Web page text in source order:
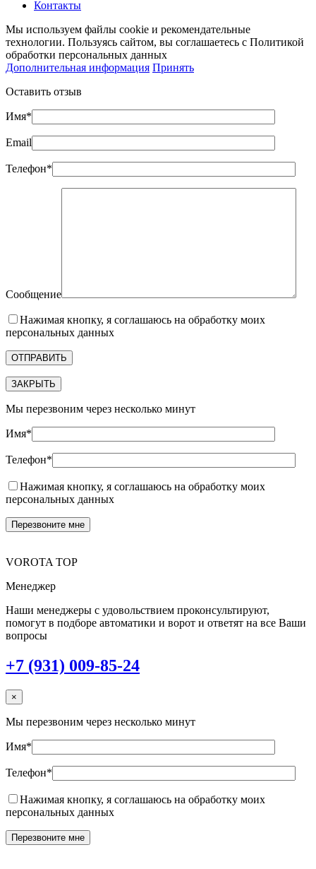
Контакты
Мы используем файлы cookie и рекомендательные
технологии. Пользуясь сайтом, вы соглашаетесь с Политикой
обработки персональных данных
Дополнительная информация Принять
Оставить отзыв
Имя*
Email
Телефон*
Сообщение
Нажимая кнопку, я соглашаюсь на обработку моих
персональных данных
ЗАКРЫТЬ
Мы перезвоним через несколько минут
Имя*
Телефон*
Нажимая кнопку, я соглашаюсь на обработку моих
персональных данных
VOROTA TOP
Менеджер
Наши менеджеры с удовольствием проконсультируют,
помогут в подборе автоматики и ворот и ответят на все Ваши
вопросы
+7 (931) 009-85-24
×
Мы перезвоним через несколько минут
Имя*
Телефон*
Нажимая кнопку, я соглашаюсь на обработку моих
персональных данных